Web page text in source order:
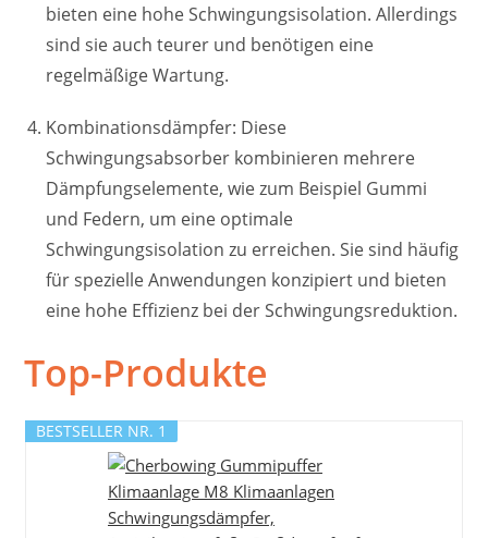
bieten eine hohe Schwingungsisolation. Allerdings
sind sie auch teurer und benötigen eine
regelmäßige Wartung.
Kombinationsdämpfer: Diese
Schwingungsabsorber kombinieren mehrere
Dämpfungselemente, wie zum Beispiel Gummi
und Federn, um eine optimale
Schwingungsisolation zu erreichen. Sie sind häufig
für spezielle Anwendungen konzipiert und bieten
eine hohe Effizienz bei der Schwingungsreduktion.
Top-Produkte
BESTSELLER NR. 1